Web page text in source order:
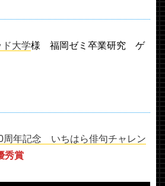
大学様 福岡ゼミ卒業研究 ゲ
周年記念 いちはら俳句チャレン
秀賞